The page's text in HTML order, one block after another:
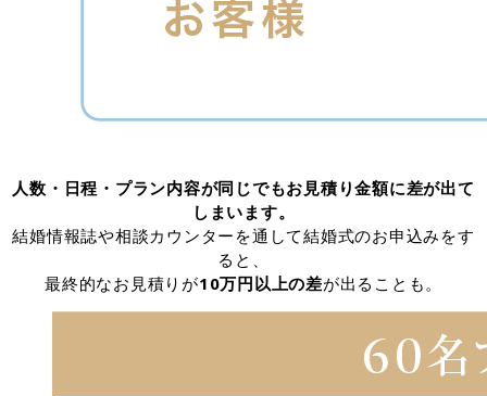
人数・日程・プラン内容が同じでもお見積り金額に差が出て
しまいます。
結婚情報誌や相談カウンターを通して結婚式のお申込みをす
ると、
最終的なお見積りが10万円以上の差が出ることも。